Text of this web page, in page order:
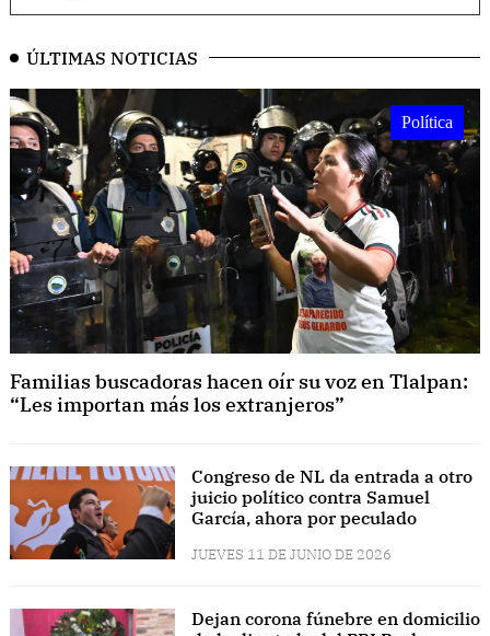
ÚLTIMAS NOTICIAS
Política
Familias buscadoras hacen oír su voz en Tlalpan:
“Les importan más los extranjeros”
Congreso de NL da entrada a otro
juicio político contra Samuel
García, ahora por peculado
JUEVES 11 DE JUNIO DE 2026
Dejan corona fúnebre en domicilio